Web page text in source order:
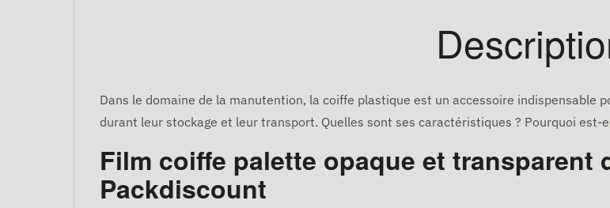
Dans le domaine de la manutention, la coiffe plastique est un accessoire indispensable
durant leur stockage et leur transport. Quelles sont ses caractéristiques ? Pourquoi est-
Film coiffe palette opaque et transparent
Packdiscount